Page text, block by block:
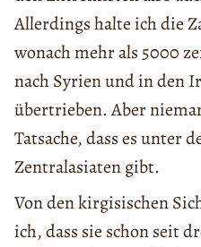
Allerdings halte ich die
wonach mehr als 5000
nach Syrien und in den
übertrieben. Aber
Tatsache, dass es unter
Zentralasiaten gibt.
Von den kirgisischen
ich, dass sie schon seit